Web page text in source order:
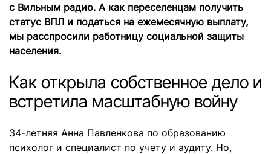
с Вильным радио. А как переселенцам получить
статус ВПЛ и податься на ежемесячную выплату,
мы расспросили работницу социальной защиты
населения.
Как открыла собственное дело и
встретила масштабную войну
34-летняя Анна Павленкова по образованию
психолог и специалист по учету и аудиту. Но,